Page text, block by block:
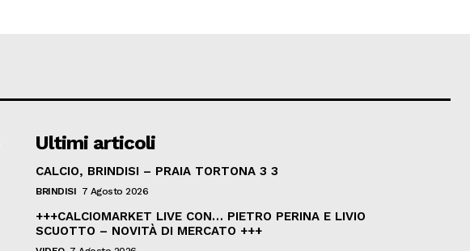
Ultimi articoli
CALCIO, BRINDISI – PRAIA TORTONA 3 3
BRINDISI 7 Agosto 2026
+++CALCIOMARKET LIVE CON… PIETRO PERINA E LIVIO
SCUOTTO – NOVITÀ DI MERCATO +++